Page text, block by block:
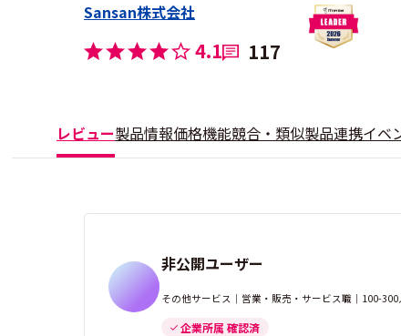
Sansan株式会社
4.1 117
レビュー製品情報価格機能競合・類似製品連携イベ
非公開ユーザー
その他サービス｜営業・販売・サービス職｜100-300
企業所属 確認済